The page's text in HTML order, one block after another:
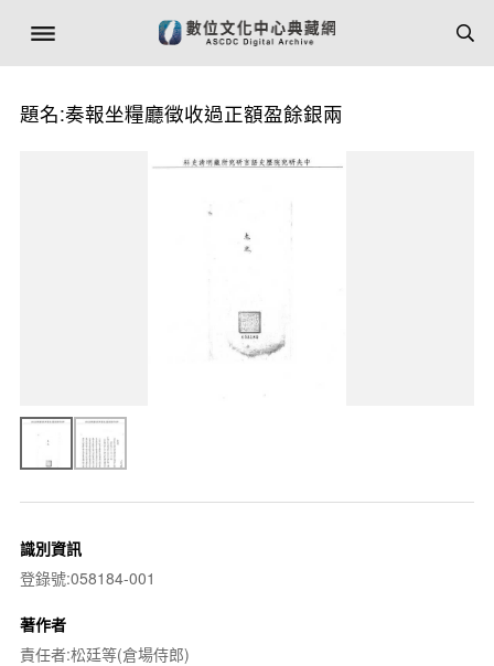
題名:奏報坐糧廳徵收過正額盈餘銀兩
識別資訊
登錄號:058184-001
著作者
責任者:松廷等(倉場侍郎)